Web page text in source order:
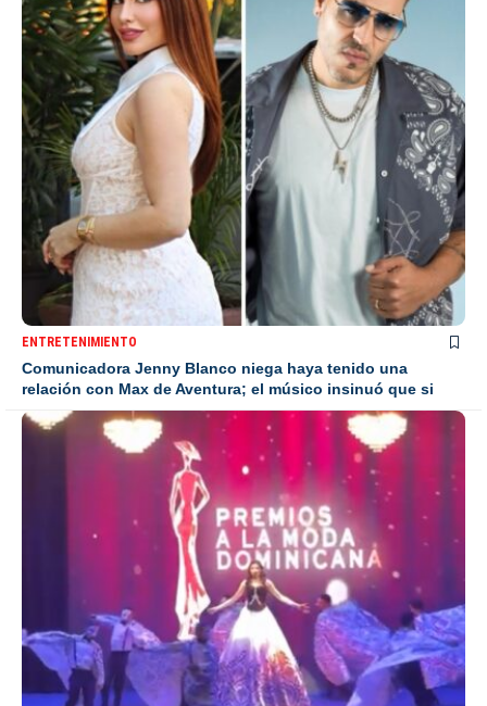
ENTRETENIMIENTO
Comunicadora Jenny Blanco niega haya tenido una
relación con Max de Aventura; el músico insinuó que si